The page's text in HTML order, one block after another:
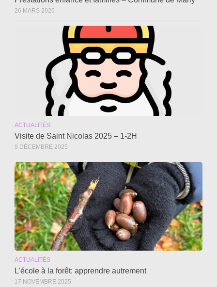
26 MARS 2026
ACTUALITÉS
Visite de Saint Nicolas 2025 – 1-2H
9 DÉCEMBRE 2025
ACTUALITÉS
L’école à la forêt: apprendre autrement
17 NOVEMBRE 2025